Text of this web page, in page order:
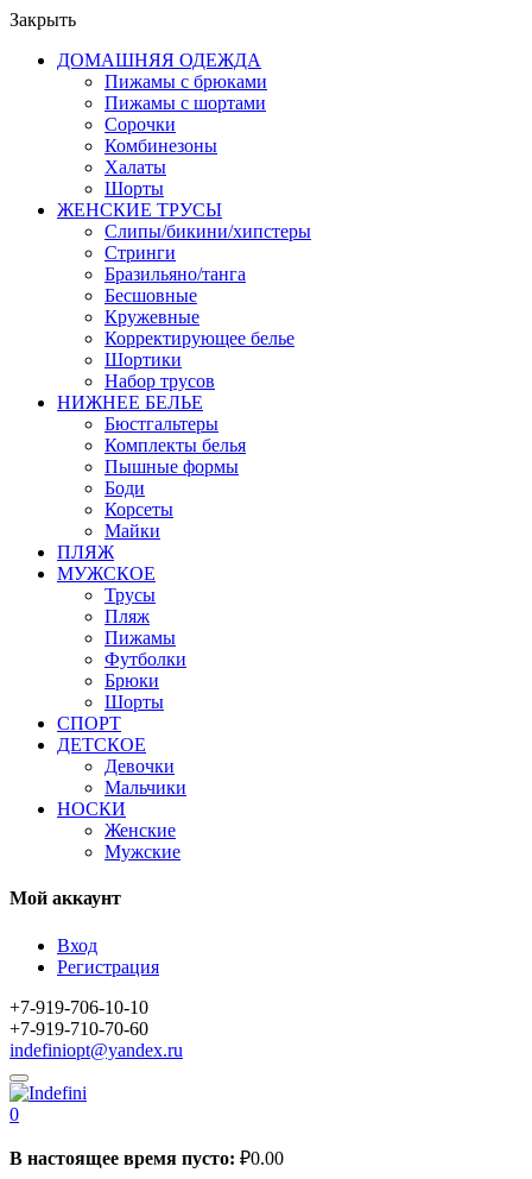
Закрыть
ДОМАШНЯЯ ОДЕЖДА
Пижамы с брюками
Пижамы с шортами
Сорочки
Комбинезоны
Халаты
Шорты
ЖЕНСКИЕ ТРУСЫ
Слипы/бикини/хипстеры
Стринги
Бразильяно/танга
Бесшовные
Кружевные
Корректирующее белье
Шортики
Набор трусов
НИЖНЕЕ БЕЛЬЕ
Бюстгальтеры
Комплекты белья
Пышные формы
Боди
Корсеты
Майки
ПЛЯЖ
МУЖСКОЕ
Трусы
Пляж
Пижамы
Футболки
Брюки
Шорты
СПОРТ
ДЕТСКОЕ
Девочки
Мальчики
НОСКИ
Женские
Мужские
Мой аккаунт
Вход
Регистрация
+7-919-706-10-10
+7-919-710-70-60
indefiniopt@yandex.ru
0
В настоящее время пусто: ₽0.00